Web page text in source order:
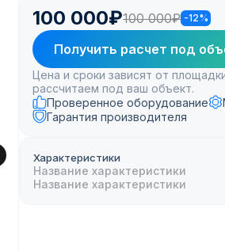
100 000₽100 000₽ -12%
Получить расчет под
Цена и сроки зависят от
рассчитаем под ваш объект.
Проверенное оборудование
Гарантия производителя
Характеристики
Название характеристики
Название характеристики